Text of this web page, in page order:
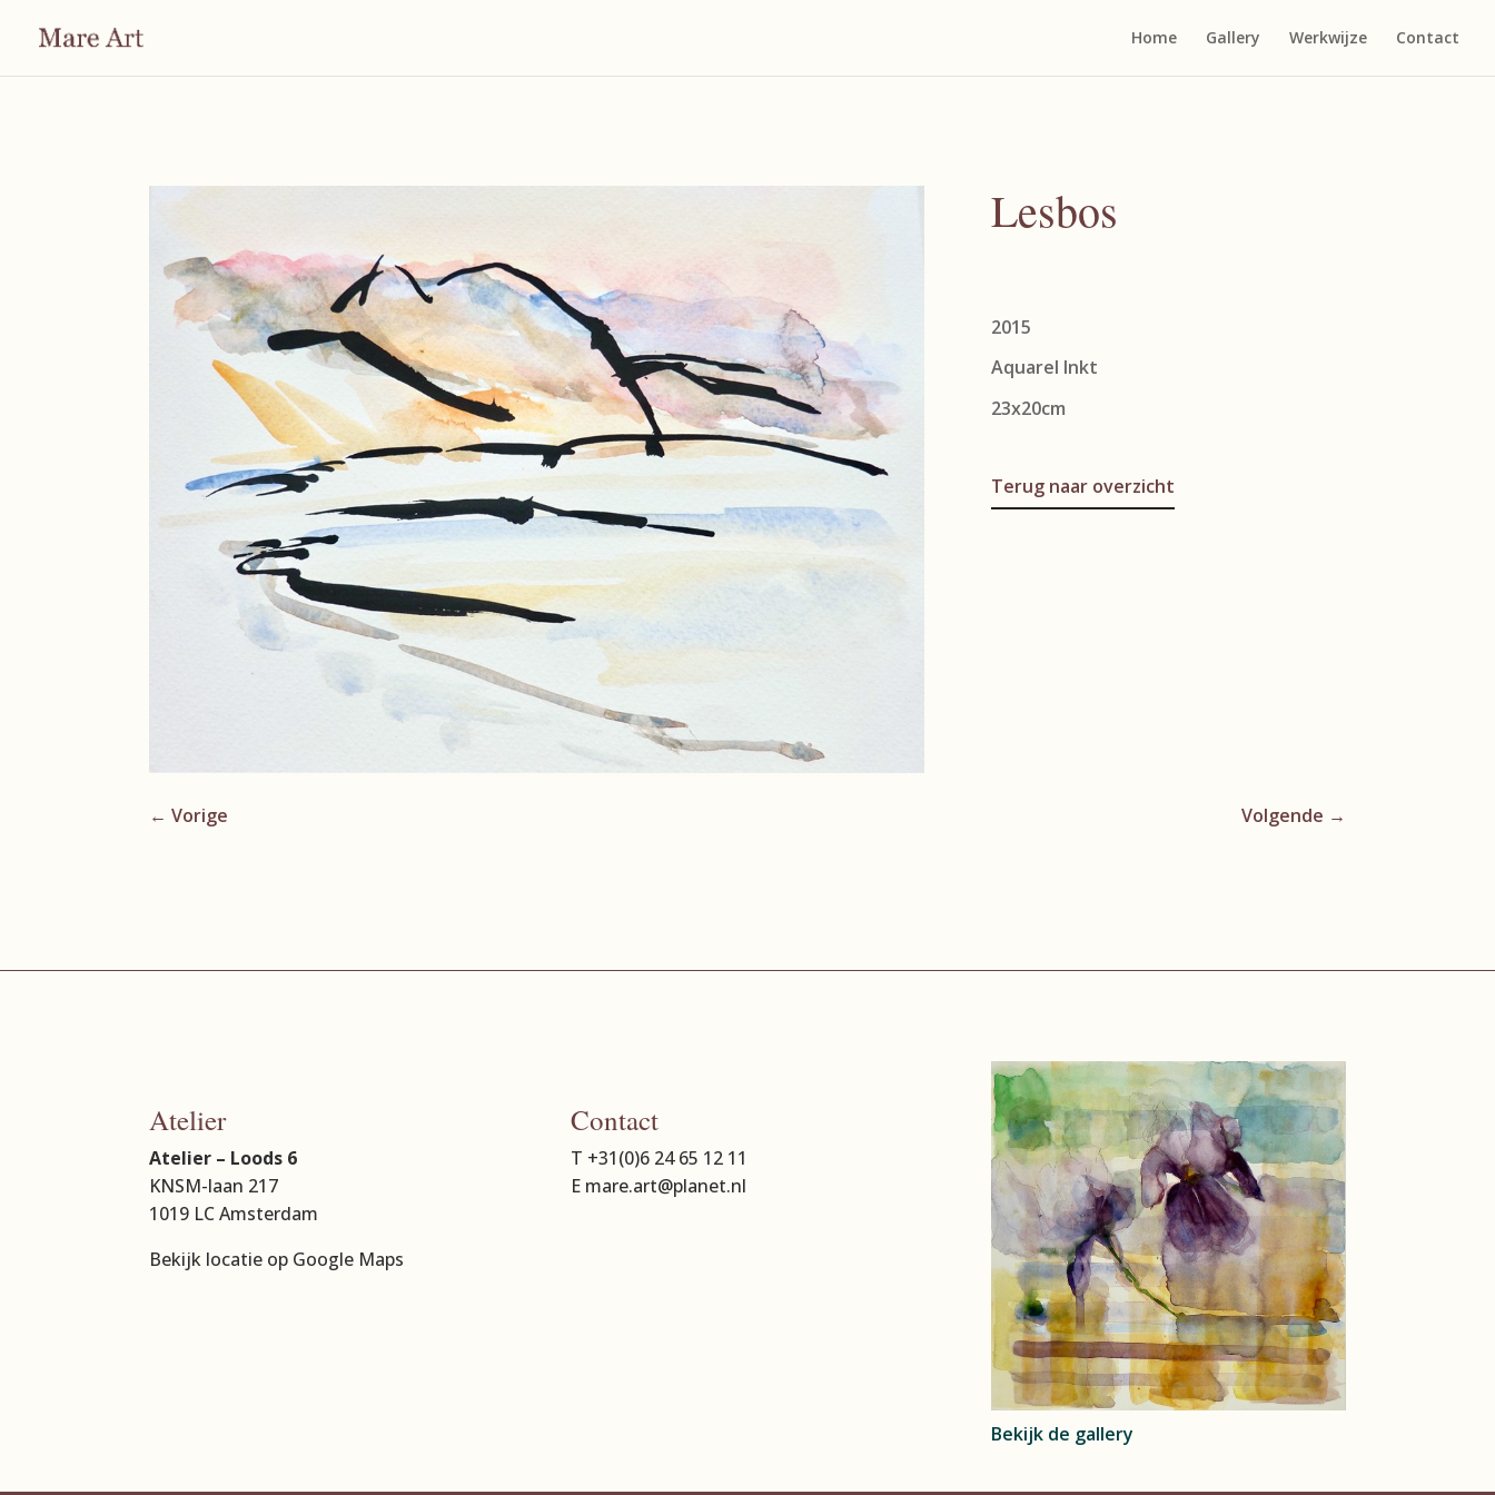
Home Gallery Werkwijze Contact
Lesbos
2015
Aquarel Inkt
23x20cm
Terug naar overzicht
←Vorige Volgende →
Atelier
Atelier – Loods 6
KNSM-laan 217
1019 LC Amsterdam
Bekijk locatie op Google Maps
Contact
T +31(0)6 24 65 12 11
E mare.art@planet.nl
Bekijk de gallery